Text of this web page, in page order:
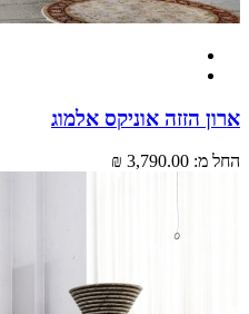
הזזה אוניקס אלמוג
מ: 3,790.00 ₪